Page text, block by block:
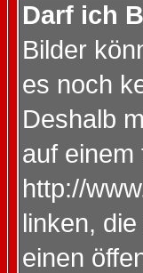
Darf ich
Bilder
es noch
Deshalb
auf einem
http://
linken,
einen